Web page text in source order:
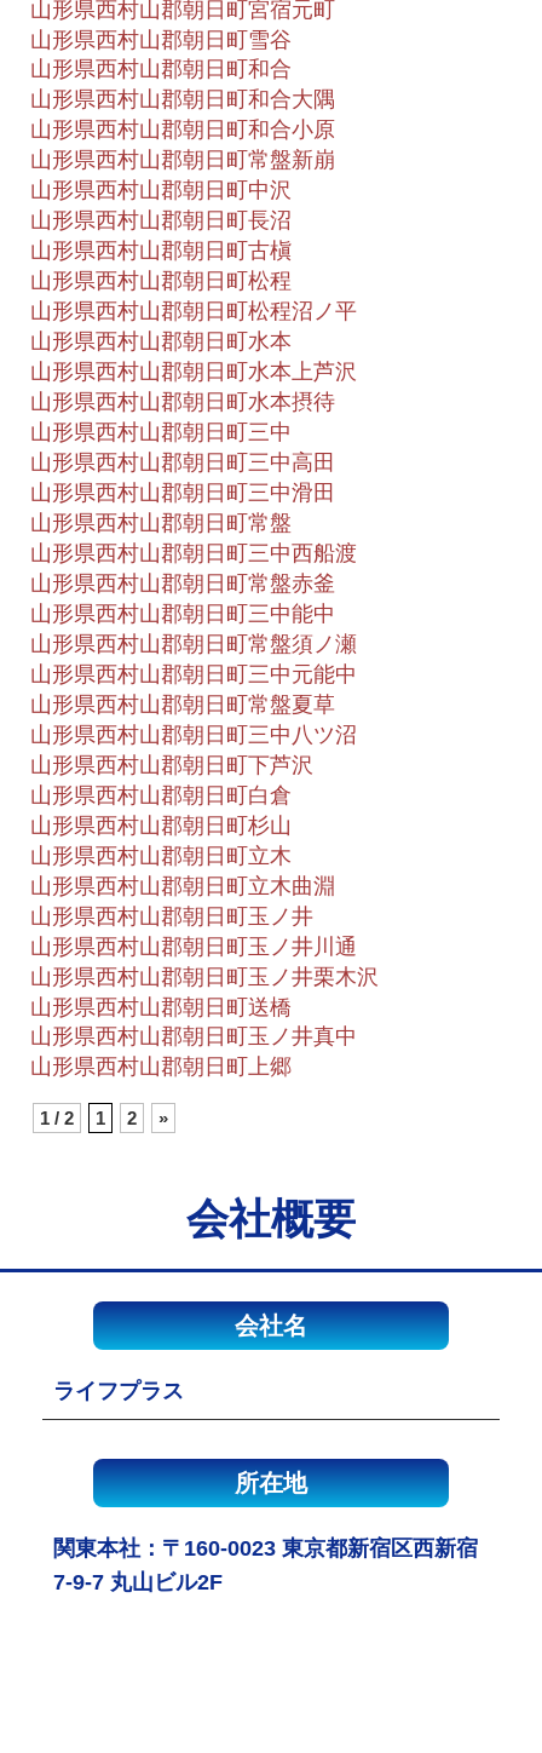
山形県西村山郡朝日町宮宿元町
山形県西村山郡朝日町雪谷
山形県西村山郡朝日町和合
山形県西村山郡朝日町和合大隅
山形県西村山郡朝日町和合小原
山形県西村山郡朝日町常盤新崩
山形県西村山郡朝日町中沢
山形県西村山郡朝日町長沼
山形県西村山郡朝日町古槇
山形県西村山郡朝日町松程
山形県西村山郡朝日町松程沼ノ平
山形県西村山郡朝日町水本
山形県西村山郡朝日町水本上芦沢
山形県西村山郡朝日町水本摂待
山形県西村山郡朝日町三中
山形県西村山郡朝日町三中高田
山形県西村山郡朝日町三中滑田
山形県西村山郡朝日町常盤
山形県西村山郡朝日町三中西船渡
山形県西村山郡朝日町常盤赤釜
山形県西村山郡朝日町三中能中
山形県西村山郡朝日町常盤須ノ瀬
山形県西村山郡朝日町三中元能中
山形県西村山郡朝日町常盤夏草
山形県西村山郡朝日町三中八ツ沼
山形県西村山郡朝日町下芦沢
山形県西村山郡朝日町白倉
山形県西村山郡朝日町杉山
山形県西村山郡朝日町立木
山形県西村山郡朝日町立木曲淵
山形県西村山郡朝日町玉ノ井
山形県西村山郡朝日町玉ノ井川通
山形県西村山郡朝日町玉ノ井栗木沢
山形県西村山郡朝日町送橋
山形県西村山郡朝日町玉ノ井真中
山形県西村山郡朝日町上郷
1 / 2 1 2 »
会社概要
会社名
ライフプラス
所在地
関東本社：〒160-0023 東京都新宿区西新宿
7-9-7 丸山ビル2F